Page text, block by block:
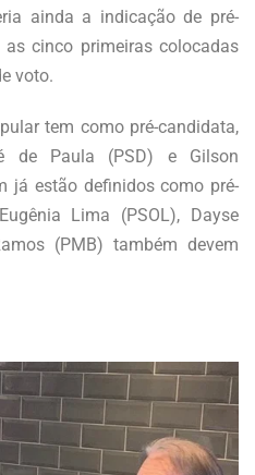
ainda a indicação de pré-
cinco primeiras colocadas
voto.
tem como pré-candidata,
de Paula (PSD) e Gilson
já estão definidos como pré-
Lima (PSOL), Dayse
(PMB) também devem